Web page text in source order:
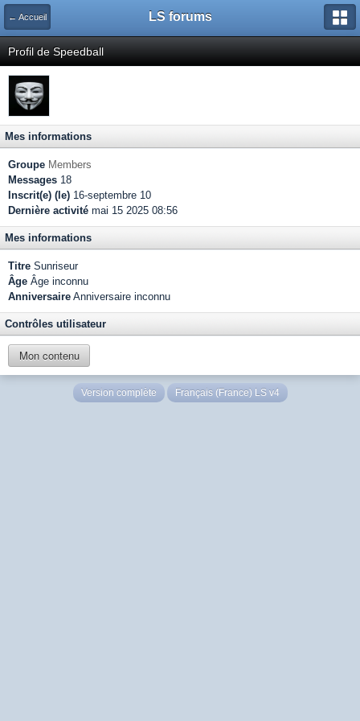
← Accueil LS forums
Profil de Speedball
Mes informations
Groupe Members
Messages 18
Inscrit(e) (le) 16-septembre 10
Dernière activité mai 15 2025 08:56
Mes informations
Titre Sunriseur
Âge Âge inconnu
Anniversaire Anniversaire inconnu
Contrôles utilisateur
Mon contenu
Version complète Français (France) LS v4